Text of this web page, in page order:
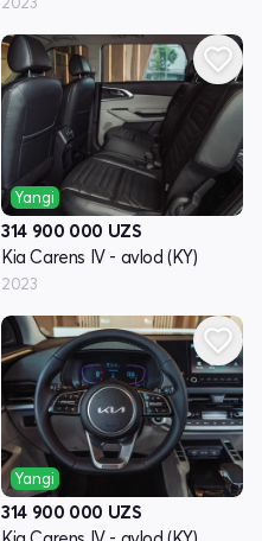
Yangi
314 900 000 UZS
Kia Carens IV - avlod (KY)
2023
Yangi
314 900 000 UZS